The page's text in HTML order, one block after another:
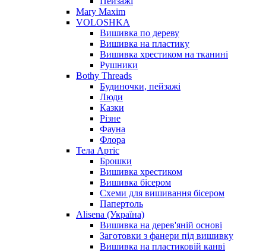
Mary Maxim
VOLOSHKA
Вишивка по дереву
Вишивка на пластику
Вишивка хрестиком на тканині
Рушники
Bothy Threads
Будиночки, пейзажі
Люди
Казки
Різне
Фауна
Флора
Тела Артіс
Брошки
Вишивка хрестиком
Вишивка бісером
Схеми для вишивання бісером
Папертоль
Alisena (Україна)
Вишивка на дерев'яній основі
Заготовки з фанери під вишивку
Вишивка на пластиковій канві